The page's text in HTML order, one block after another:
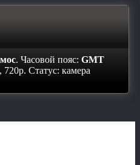
. Часовой пояс: GMT
720p. Статус: камера